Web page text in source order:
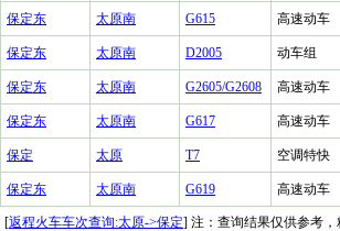
保定东 太原南 G615 高速动车
保定东 太原南 D2005 动车组
保定东 太原南 G2605/G2608 高速动车
保定东 太原南 G617 高速动车
保定 太原 T7 空调特快
保定东 太原南 G619 高速动车
[返程火车车次查询:太原->保定] 注：查询结果仅供参考